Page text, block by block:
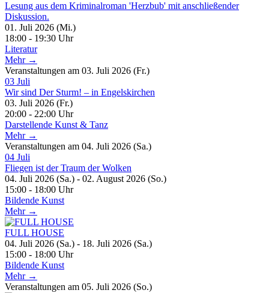
Lesung aus dem Kriminalroman 'Herzbub' mit anschließender
Diskussion.
01. Juli 2026 (Mi.)
18:00 - 19:30 Uhr
Literatur
Mehr →
Veranstaltungen am 03. Juli 2026 (Fr.)
03 Juli
Wir sind Der Sturm! – in Engelskirchen
03. Juli 2026 (Fr.)
20:00 - 22:00 Uhr
Darstellende Kunst & Tanz
Mehr →
Veranstaltungen am 04. Juli 2026 (Sa.)
04 Juli
Fliegen ist der Traum der Wolken
04. Juli 2026 (Sa.) - 02. August 2026 (So.)
15:00 - 18:00 Uhr
Bildende Kunst
Mehr →
FULL HOUSE
04. Juli 2026 (Sa.) - 18. Juli 2026 (Sa.)
15:00 - 18:00 Uhr
Bildende Kunst
Mehr →
Veranstaltungen am 05. Juli 2026 (So.)